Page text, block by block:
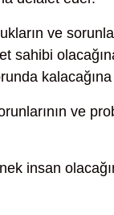
ve
sahibi
ve
insan